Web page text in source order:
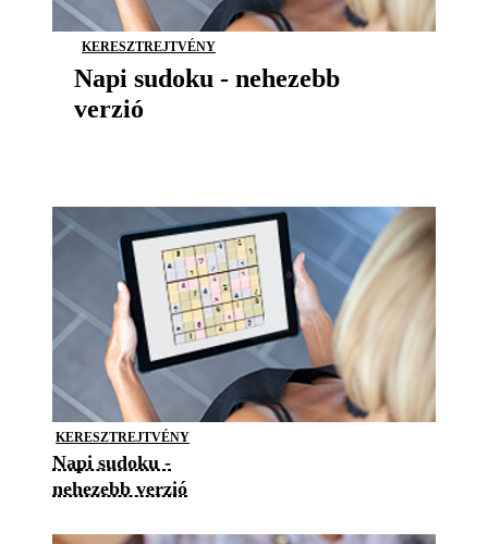
KERESZTREJTVÉNY
Napi sudoku - nehezebb
verzió
KERESZTREJTVÉNY
Napi sudoku -
nehezebb verzió